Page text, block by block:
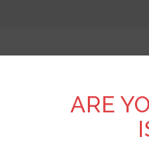
ARE